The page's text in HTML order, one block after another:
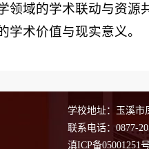
领域的学术联动与资
术价值与现实意义。
学校地址：玉溪
联系电话：0877-
滇ICP备05001251号